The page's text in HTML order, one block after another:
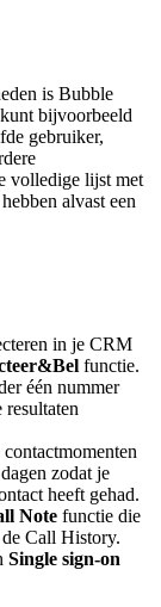
is Bubble
bijvoorbeeld
gebruiker,
volledige lijst met
alvast een
in je CRM
functie.
één nummer
zodat je
heeft gehad.
Note functie die
Call History.
Single sign-on